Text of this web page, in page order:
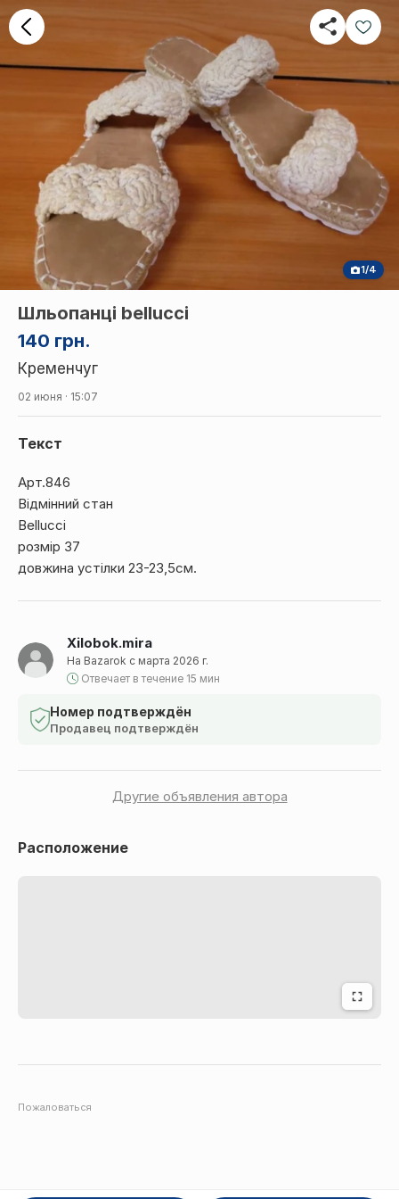
1/4
140 грн.
Шльопанці bellucci
Кременчуг
02 июня · 15:07
Xilobok.mira
На Bazarok с марта 2026 г.
Отвечает в течение 15 мин
Номер подтверждён
Продавец подтверждён
Другие объявления автора
Текст
Арт.846
Відмінний стан
Bellucci
розмір 37
довжина устілки 23-23,5см.
Расположение
Пожаловаться